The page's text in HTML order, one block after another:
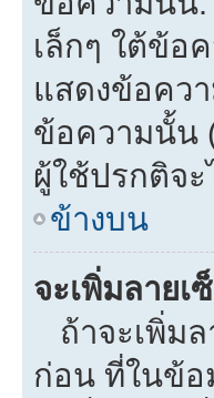
เล็กๆ ใต้ข้อ
แสดงข้อควา
ข้อความนั้น
ผู้ใช้ปรกติจ
ข้างบน
จะเพิ่มลาย
ถ้าจะเพิ่ม
ก่อน ที่ในข้